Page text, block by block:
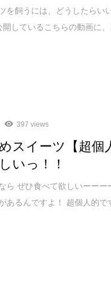
を飼うには、どうしたらい
しているこちらの動画に、
397 views
スイーツ【超個
いっ！！
ら ぜひ食べて欲しいーー
あるんですよ！ 超個人的で